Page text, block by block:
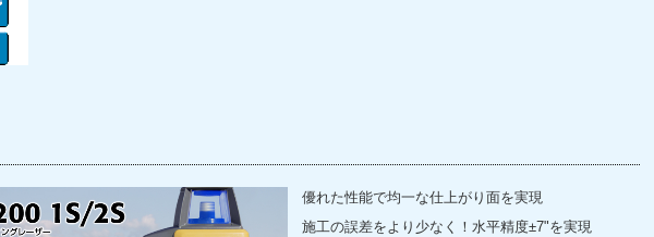
優れた性能で均一な仕上がり面を実現
施工の誤差をより少なく！水平精度±7"を実現